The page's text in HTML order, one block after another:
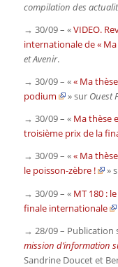
compilation des
→ 30/09 – «VIDEO.
internationale de «
et Avenir.
→ 30/09 – «« Ma
podium
» sur Ouest
→ 30/09 – « Ma thèse
troisième prix de la
→ 30/09 – «« Ma
le poisson-zèbre !
»
→ 30/09 – « MT 180 :
finale internationale
→ 28/09 – Publication
mission d’information
Sandrine Doucet et